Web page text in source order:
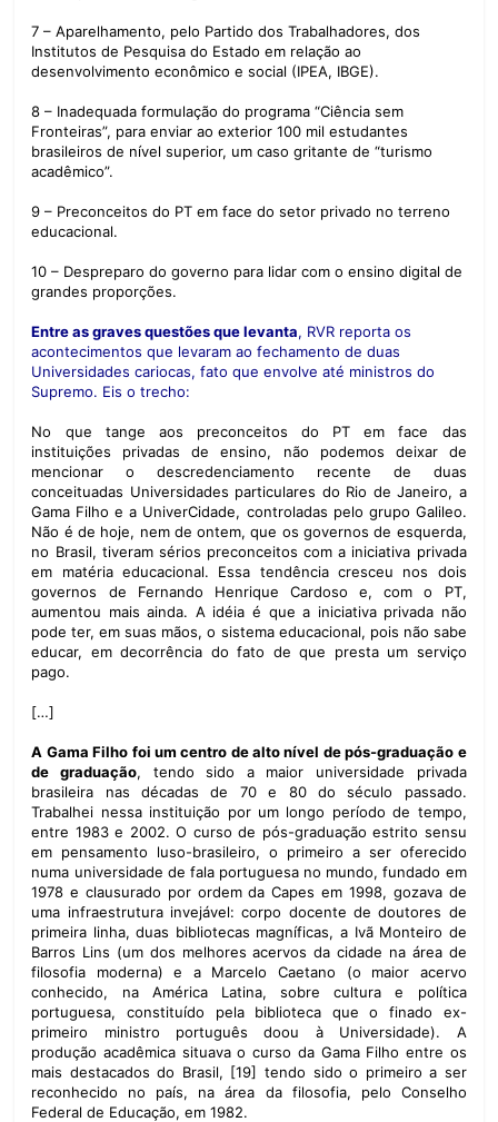
7 – Aparelhamento, pelo Partido dos Trabalhadores, dos
Institutos de Pesquisa do Estado em relação ao
desenvolvimento econômico e social (IPEA, IBGE).
8 – Inadequada formulação do programa “Ciência sem
Fronteiras”, para enviar ao exterior 100 mil estudantes
brasileiros de nível superior, um caso gritante de “turismo
acadêmico”.
9 – Preconceitos do PT em face do setor privado no terreno
educacional.
10 – Despreparo do governo para lidar com o ensino digital de
grandes proporções.
Entre as graves questões que levanta, RVR reporta os
acontecimentos que levaram ao fechamento de duas
Universidades cariocas, fato que envolve até ministros do
Supremo. Eis o trecho:
No que tange aos preconceitos do PT em face das
instituições privadas de ensino, não podemos deixar de
mencionar o descredenciamento recente de duas
conceituadas Universidades particulares do Rio de Janeiro, a
Gama Filho e a UniverCidade, controladas pelo grupo Galileo.
Não é de hoje, nem de ontem, que os governos de esquerda,
no Brasil, tiveram sérios preconceitos com a iniciativa privada
em matéria educacional. Essa tendência cresceu nos dois
governos de Fernando Henrique Cardoso e, com o PT,
aumentou mais ainda. A idéia é que a iniciativa privada não
pode ter, em suas mãos, o sistema educacional, pois não sabe
educar, em decorrência do fato de que presta um serviço
pago.
[…]
A Gama Filho foi um centro de alto nível de pós-graduação e
de graduação, tendo sido a maior universidade privada
brasileira nas décadas de 70 e 80 do século passado.
Trabalhei nessa instituição por um longo período de tempo,
entre 1983 e 2002. O curso de pós-graduação estrito sensu
em pensamento luso-brasileiro, o primeiro a ser oferecido
numa universidade de fala portuguesa no mundo, fundado em
1978 e clausurado por ordem da Capes em 1998, gozava de
uma infraestrutura invejável: corpo docente de doutores de
primeira linha, duas bibliotecas magníficas, a Ivã Monteiro de
Barros Lins (um dos melhores acervos da cidade na área de
filosofia moderna) e a Marcelo Caetano (o maior acervo
conhecido, na América Latina, sobre cultura e política
portuguesa, constituído pela biblioteca que o finado ex-
primeiro ministro português doou à Universidade). A
produção acadêmica situava o curso da Gama Filho entre os
mais destacados do Brasil, [19] tendo sido o primeiro a ser
reconhecido no país, na área da filosofia, pelo Conselho
Federal de Educação, em 1982.